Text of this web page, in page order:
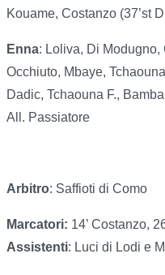
Kouame, Costanzo (37’st
Enna: Loliva, Di Modugno,
Occhiuto, Mbaye,
Dadic, Tchaouna F.,
All. Passiatore
Arbitro: Saffioti di Como
Marcatori: 14’ Costanzo,
Assistenti: Luci di Lodi e